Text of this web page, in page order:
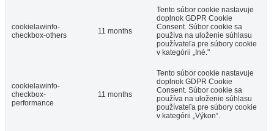
cookielawinfo-
checkbox-others
11 months
Tento súbor cookie nastavuje
doplnok GDPR Cookie
Consent. Súbor cookie sa
používa na uloženie súhlasu
používateľa pre súbory cookie
v kategórii „Iné."
cookielawinfo-
checkbox-
performance
11 months
Tento súbor cookie nastavuje
doplnok GDPR Cookie
Consent. Súbor cookie sa
používa na uloženie súhlasu
používateľa pre súbory cookie
v kategórii „Výkon“.